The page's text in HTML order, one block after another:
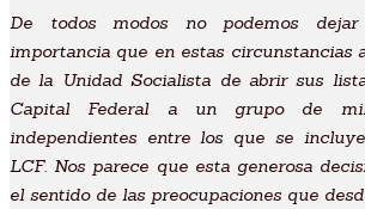
De todos modos no podemos
importancia que en estas circunstancias
de la Unidad Socialista de abrir sus
Capital Federal a un grupo de
independientes entre los que se
LCF. Nos parece que esta generosa
el sentido de las preocupaciones que